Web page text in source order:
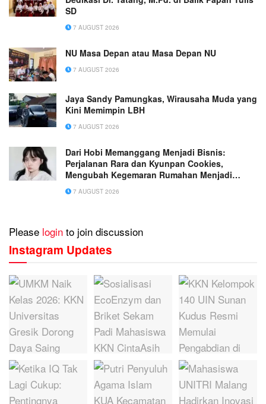
SD
7 AUGUST 2026
NU Masa Depan atau Masa Depan NU
7 AUGUST 2026
Jaya Sandy Pamungkas, Wirausaha Muda yang
Kini Memimpin LBH
7 AUGUST 2026
Dari Hobi Memanggang Menjadi Bisnis:
Perjalanan Rara dan Kyunpan Cookies,
Mengubah Kegemaran Rumahan Menjadi
Usaha Penuh Inspirasi
7 AUGUST 2026
Please login to join discussion
Instagram Updates